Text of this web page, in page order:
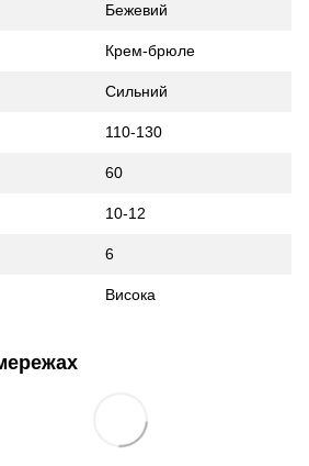
Бежевий
Крем-брюле
Сильний
110-130
60
10-12
6
Висока